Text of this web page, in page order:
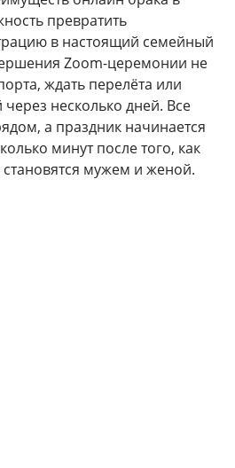
превратить
в настоящий семейный
Zoom-церемонии не
ждать перелёта или
несколько дней. Все
а праздник начинается
минут после того, как
мужем и женой.